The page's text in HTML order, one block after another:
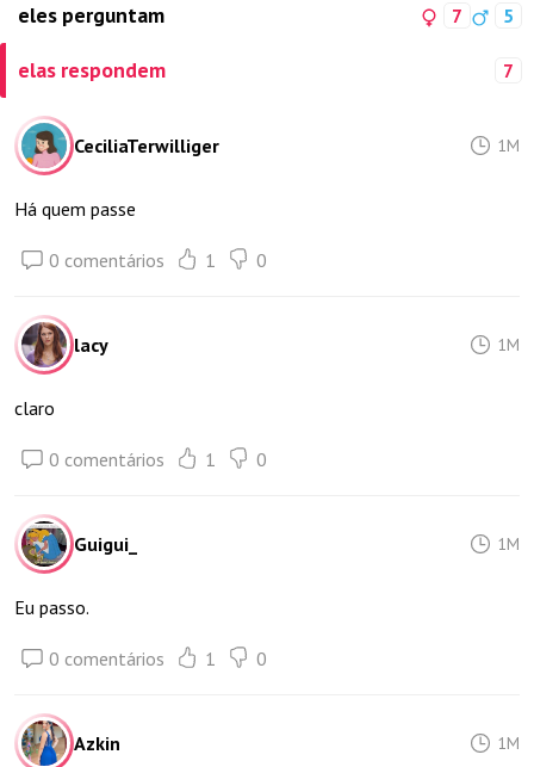
eles perguntam 7 5
elas respondem 7
CeciliaTerwilliger 1M
Há quem passe
0 comentários 1 0
lacy 1M
claro
0 comentários 1 0
Guigui_ 1M
Eu passo.
0 comentários 1 0
Azkin 1M